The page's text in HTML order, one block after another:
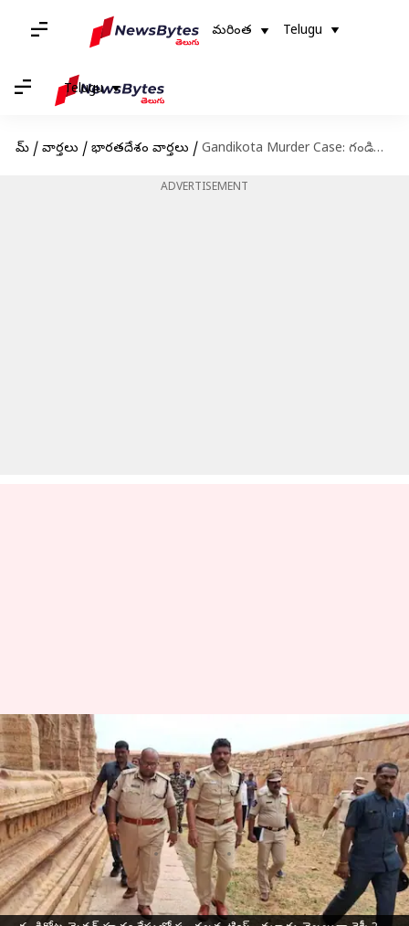
మరింత Telugu
Telugu
హోమ్ / వార్తలు / భారతదేశం వార్తలు / Gandikota Murder Case: గండికోట మైనర్ హత్య కేసులో సంచలన ట్విస్ట్‌.. మూడు నెలలుగా రెక్కీ?
ADVERTISEMENT
Gandikota Murder Case:
గండికోట మైనర్ హత్య కేసులో
సంచలన ట్విస్ట్‌.. మూడు నెలలుగా
రెక్కీ?
వ్రాసిన వారు Jayachandra Akuri Jul 20, 2025 12:01 pm
ఈ వార్తాకథనం ఏంటి